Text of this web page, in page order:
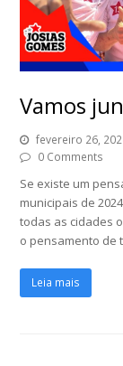
Vamos
fevereiro 26,
0 Comments
Se existe um
municipais de
todas as cidades
o pensamento de
Leia mais